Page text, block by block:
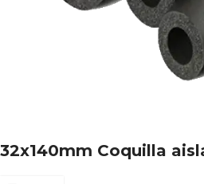
32x140mm Coquilla